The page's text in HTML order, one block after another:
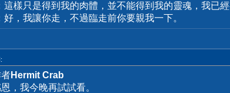
這樣只是得到我的肉體，並不能得到我的靈魂，我已
好，我讓你走，不過臨走前你要親我一下。
Hermit Crab
，我今晚再試試看。